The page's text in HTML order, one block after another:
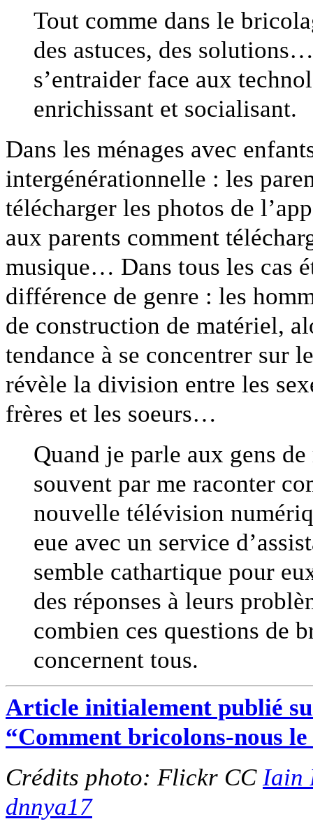
Tout comme dans le
des astuces, des
s’entraider face aux
enrichissant et socialisant.
Dans les ménages avec
intergénérationnelle : les
télécharger les photos de
aux parents comment
musique… Dans tous les cas
différence de genre : les
de construction de matériel,
tendance à se concentrer sur
révèle la division entre les
frères et les soeurs…
Quand je parle aux gens
souvent par me raconter
nouvelle télévision
eue avec un service
semble cathartique pour
des réponses à leurs
combien ces questions de
concernent tous.
Article initialement publié
“Comment bricolons-nous
Crédits photo: Flickr CC Iain
dnnya17